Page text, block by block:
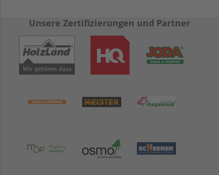
Unsere Zertifizierungen und Partner